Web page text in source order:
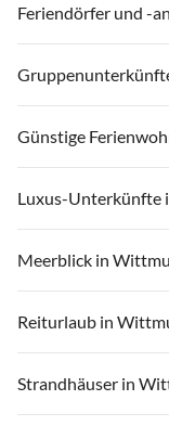
Feriendörfer und -
Günstige
Luxus-Unterkünfte
Meerblick in
Reiturlaub in
Strandhäuser in